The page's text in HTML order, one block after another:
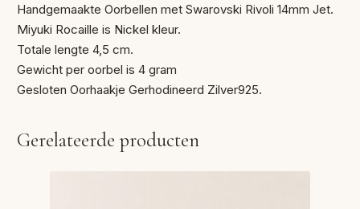
Handgemaakte Oorbellen met Swarovski Rivoli 14mm Jet.
Miyuki Rocaille is Nickel kleur.
Totale lengte 4,5 cm.
Gewicht per oorbel is 4 gram
Gesloten Oorhaakje Gerhodineerd Zilver925.
Gerelateerde producten